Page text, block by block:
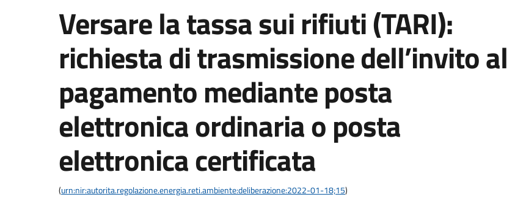
Versare la tassa sui rifiuti (TARI):
richiesta di trasmissione dell’invito al
pagamento mediante posta
elettronica ordinaria o posta
elettronica certificata
(urn:nir:autorita.regolazione.energia.reti.ambiente:deliberazione:2022-01-18;15)